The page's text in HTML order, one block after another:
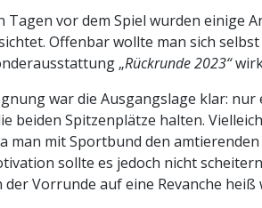
Tagen vor dem Spiel wurden einige
Offenbar wollte man sich
„Rückrunde 2023“
war die Ausgangslage klar:
beiden Spitzenplätze halten.
man mit Sportbund den
sollte es jedoch nicht
der Vorrunde auf eine Revanche heiß